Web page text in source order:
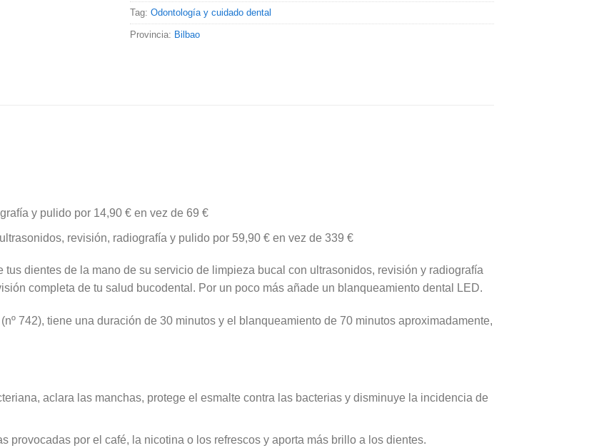
Tag: Odontología y cuidado dental
Provincia: Bilbao
y pulido por 14,90 € en vez de 69 €
revisión, radiografía y pulido por 59,90 € en vez de 339 €
dientes de la mano de su servicio de limpieza bucal con ultrasonidos, revisión y radiografía
completa de tu salud bucodental. Por un poco más añade un blanqueamiento dental LED.
742), tiene una duración de 30 minutos y el blanqueamiento de 70 minutos aproximadamente,
aclara las manchas, protege el esmalte contra las bacterias y disminuye la incidencia de
provocadas por el café, la nicotina o los refrescos y aporta más brillo a los dientes.